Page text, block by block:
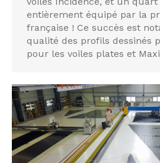
entièrement équipé par la
française ! Ce succès est
qualité des profils dessinés
pour les voiles plates et